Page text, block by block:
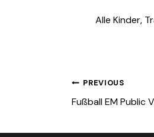
Alle Kinder,
PREVIOUS
Fußball EM Public